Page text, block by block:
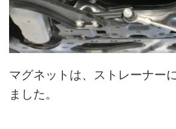
マグネットは、ストレーナー
ました。